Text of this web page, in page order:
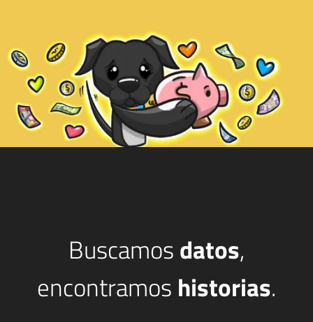
Buscamosdatos,
encontramos historias.